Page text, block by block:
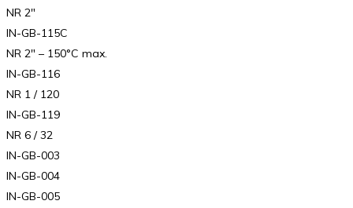
NR 2″
IN-GB-115C
NR 2″ – 150°C max.
IN-GB-116
NR 1 / 120
IN-GB-119
NR 6 / 32
IN-GB-003
IN-GB-004
IN-GB-005